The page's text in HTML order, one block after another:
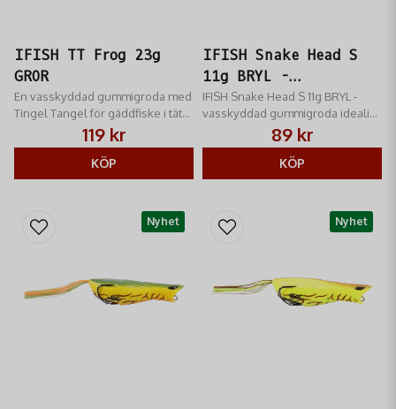
IFISH TT Frog 23g
GROR
En vasskyddad gummigroda med
Tingel Tangel för gäddfiske i tät
119 kr
KÖP
IFISH Snake Head S
11g BRYL -
Gummigroda för
ytfiske
IFISH Snake Head S 11g BRYL -
vasskyddad gummigroda idealisk
för gäddfiske i tät vegetation.
89 kr
KÖP
Nyhet Nyhet